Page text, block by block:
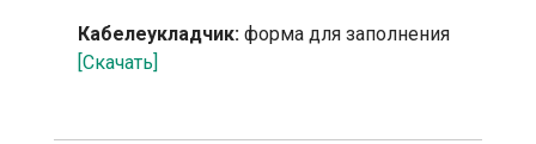
Кабелеукладчик: форма для заполнения
[Скачать]